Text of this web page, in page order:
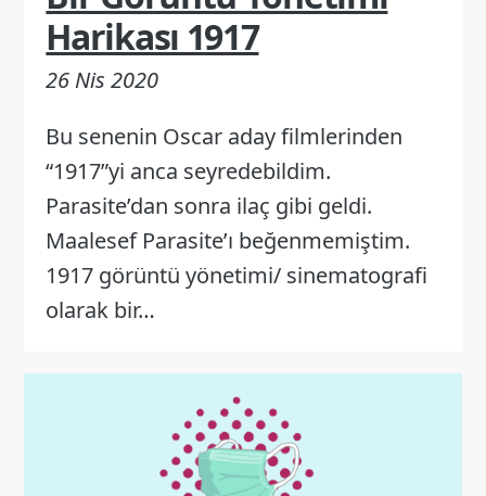
Harikası 1917
26 Nis 2020
Bu senenin Oscar aday filmlerinden
“1917”yi anca seyredebildim.
Parasite’dan sonra ilaç gibi geldi.
Maalesef Parasite’ı beğenmemiştim.
1917 görüntü yönetimi/ sinematografi
olarak bir…